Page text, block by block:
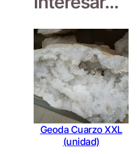
Geoda Cuarzo XXL
(unidad)